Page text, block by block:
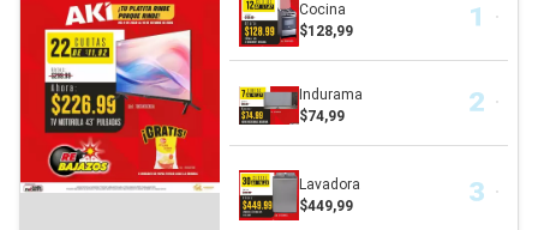
Cocina
$128,99
Indurama
$74,99
Lavadora
$449,99